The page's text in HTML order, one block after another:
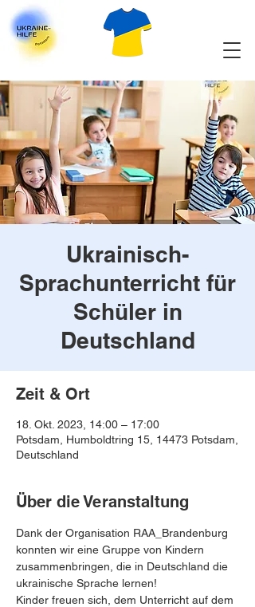
Ukrainisch-
Sprachunterricht für
Schüler in
Deutschland
Zeit & Ort
18. Okt. 2023, 14:00 – 17:00
Potsdam, Humboldtring 15, 14473 Potsdam,
Deutschland
Über die Veranstaltung
Dank der Organisation RAA_Brandenburg
konnten wir eine Gruppe von Kindern
zusammenbringen, die in Deutschland die
ukrainische Sprache lernen!
Kinder freuen sich, dem Unterricht auf dem